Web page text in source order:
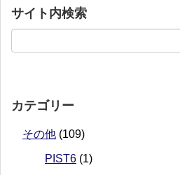
サイト内検索
カテゴリー
その他 (109)
PIST6 (1)